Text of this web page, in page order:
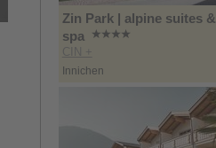
Zin Park | alpine suites &
spa
CIN +
Innichen